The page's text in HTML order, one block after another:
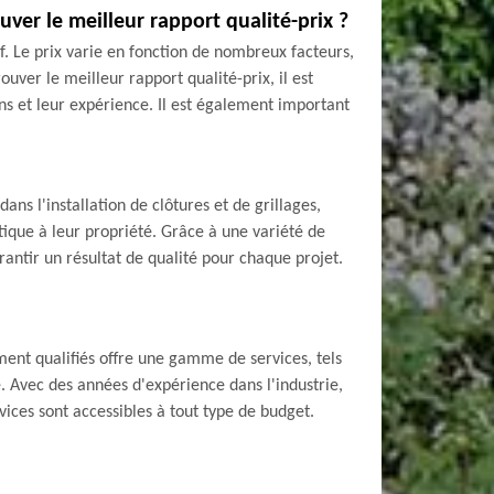
le meilleur rapport qualité-prix ?
Le prix varie en fonction de nombreux facteurs,
le meilleur rapport qualité-prix, il est
et leur expérience. Il est également important
l'installation de clôtures et de grillages,
à leur propriété. Grâce à une variété de
un résultat de qualité pour chaque projet.
qualifiés offre une gamme de services, tels
des années d'expérience dans l'industrie,
sont accessibles à tout type de budget.